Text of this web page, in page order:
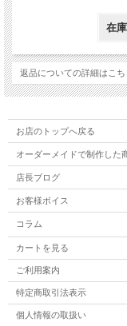
在庫
返品についての詳細はこち
お店のトップへ戻る
オーダーメイドで制作した
店長ブログ
お客様ボイス
コラム
カートを見る
ご利用案内
特定商取引法表示
個人情報の取扱い